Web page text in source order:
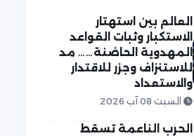
العالم بين استهتار
الاستكبار وثبات القواعد
المهدوية الحاضنة…… مد
للاستنزاف وجزر للاقتدار
والاستعداد
السبت 08 آب 2026
الحرب الناعمة تسقط